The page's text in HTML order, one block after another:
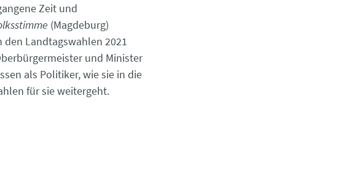
Zeit und
(Magdeburg)
Landtagswahlen 2021
und Minister
als Politiker, wie sie in die
für sie weitergeht.